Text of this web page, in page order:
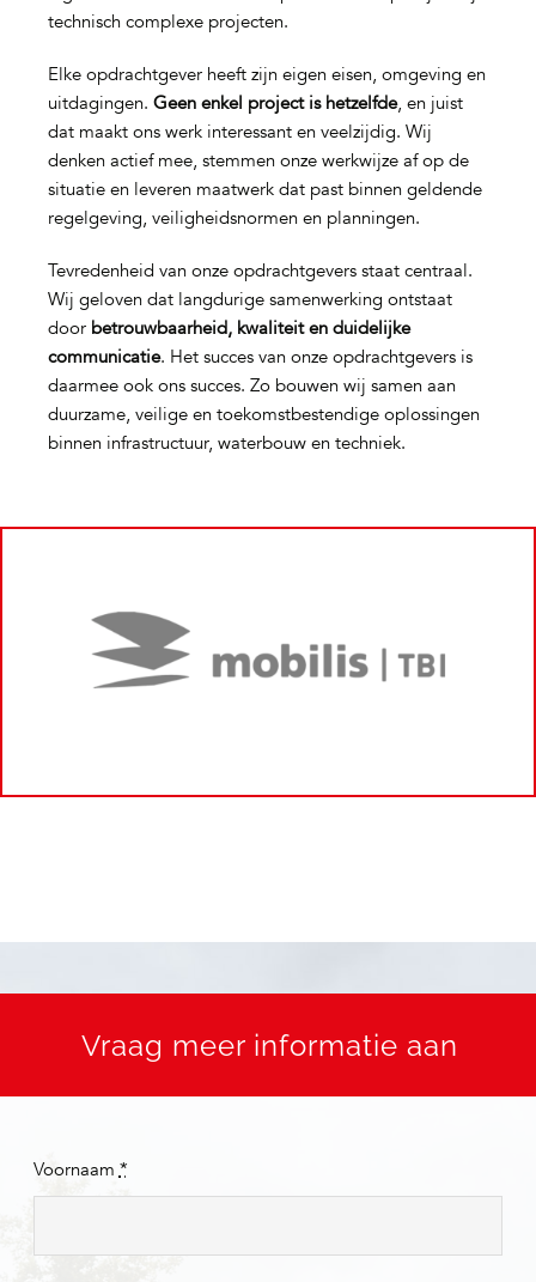
technisch complexe projecten.
Elke opdrachtgever heeft zijn eigen eisen, omgeving en
uitdagingen. Geen enkel project is hetzelfde, en juist
dat maakt ons werk interessant en veelzijdig. Wij
denken actief mee, stemmen onze werkwijze af op de
situatie en leveren maatwerk dat past binnen geldende
regelgeving, veiligheidsnormen en planningen.
Tevredenheid van onze opdrachtgevers staat centraal.
Wij geloven dat langdurige samenwerking ontstaat
door betrouwbaarheid, kwaliteit en duidelijke
communicatie. Het succes van onze opdrachtgevers is
daarmee ook ons succes. Zo bouwen wij samen aan
duurzame, veilige en toekomstbestendige oplossingen
binnen infrastructuur, waterbouw en techniek.
Vraag meer informatie aan
Voornaam *